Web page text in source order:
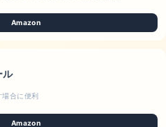
Amazon
ル
場合に便利
Amazon